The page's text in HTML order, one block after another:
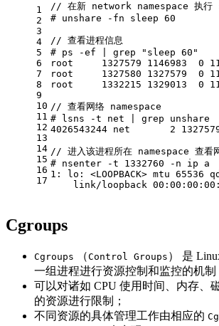
1
2
3
4
5
6
7
8
9
10
11
12
13
14
15
16
17
// 在新 network namespace 执行
# unshare -fn sleep 60
// 查看进程信息
# ps -ef | grep "sleep 60"
root     1327579 1146983  0
root     1327580 1327579  0
root     1332215 1329013  0
// 查看网络 namespace
# lsns -t net | grep unshare
4026543244 net       2
// 进入该进程所在 namespace 查看
# nsenter -t 1332760 -n ip a
1: lo: <LOOPBACK> mtu
link/loopback
Cgroups
Cgroups （Control Groups ） 是
一组进程进行资源控制和监控的机制
可以对诸如 CPU 使用时间、内存、
的资源进行限制；
不同资源的具体管理工作由相应的